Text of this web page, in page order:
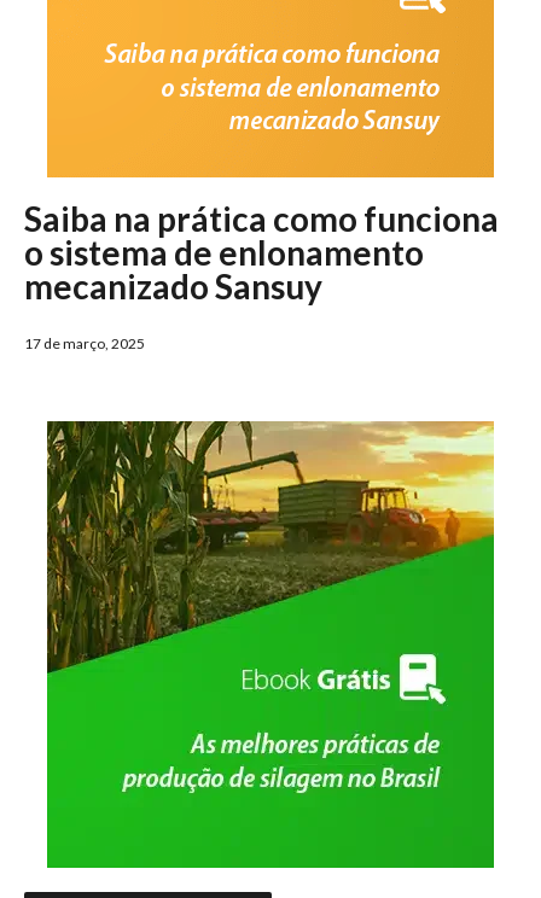
Saiba na prática como funciona
o sistema de enlonamento
mecanizado Sansuy
17 de março, 2025